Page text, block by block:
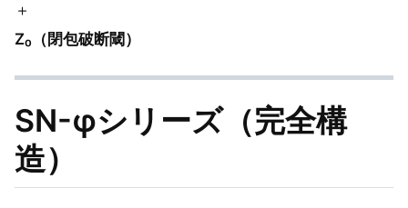
＋
Z₀（閉包破断閾）
SN-φシリーズ（完全構
造）